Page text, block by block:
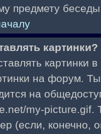
предмету
картинки?
картинки
на форум.
на
my-picture.gif.
(если, конечно,